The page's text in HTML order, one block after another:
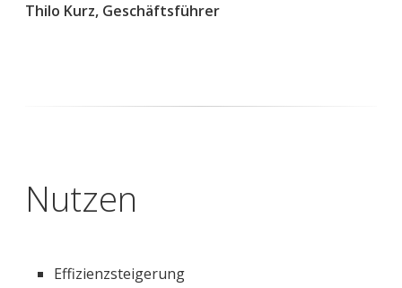
Thilo Kurz, Geschäftsführer
Nutzen
Effizienzsteigerung